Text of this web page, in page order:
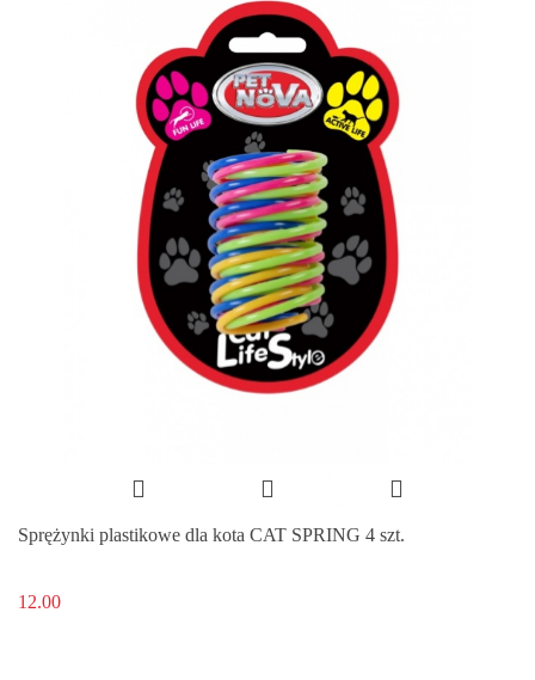
Sprężynki plastikowe dla kota CAT SPRING 4 szt.
12.00